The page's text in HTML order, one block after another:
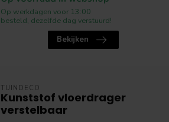
Op werkdagen voor 13:00
besteld, dezelfde dag verstuurd!
Bekijken
TUINDECO
Kunststof vloerdrager
verstelbaar